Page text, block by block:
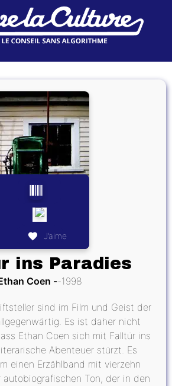
J’aime
ins Paradies
Coen 1998
sind im Film und Geist der
Es ist daher nicht
Ethan Coen sich mit Falltür ins
Abenteuer stürzt. Es
einen Erzählband mit vierzehn
autobiografischen Ton, der in den